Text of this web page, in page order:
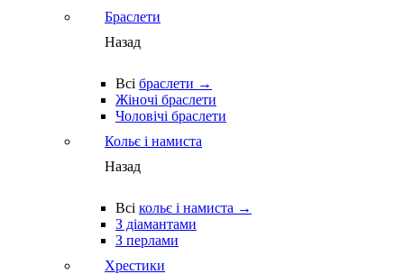
Браслети
Назад
Всі браслети →
Жіночі браслети
Чоловічі браслети
Кольє і намиста
Назад
Всі кольє і намиста →
З діамантами
З перлами
Хрестики